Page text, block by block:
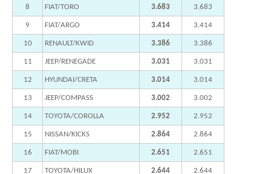
8 FIAT/TORO 3.683 3.683
9 FIAT/ARGO 3.414 3.414
10 RENAULT/KWID 3.386 3.386
11 JEEP/RENEGADE 3.031 3.031
12 HYUNDAI/CRETA 3.014 3.014
13 JEEP/COMPASS 3.002 3.002
14 TOYOTA/COROLLA 2.952 2.952
15 NISSAN/KICKS 2.864 2.864
16 FIAT/MOBI 2.651 2.651
17 TOYOTA/HILUX 2.644 2.644